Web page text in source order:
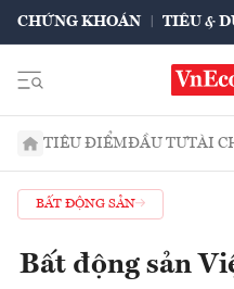
CHỨNG KHOÁN TIÊU &
TIÊU ĐIỂMĐẦU TƯTÀI
BẤT ĐỘNG SẢN
Bất động sản